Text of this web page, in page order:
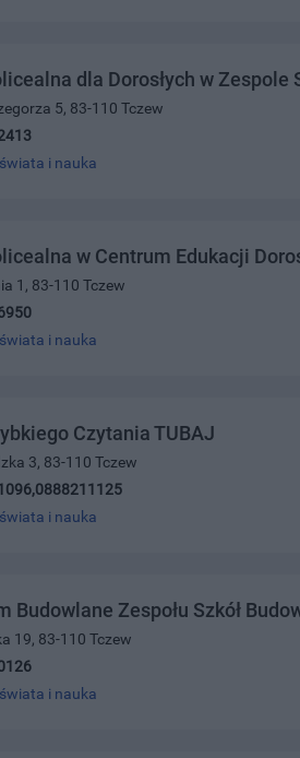
dla Dorosłych w Zespole
5, 83-110 Tczew
i nauka
w Centrum Edukacji
1, 83-110 Tczew
i nauka
Czytania TUBAJ
3, 83-110 Tczew
i nauka
Budowlane Zespołu Szkół
19, 83-110 Tczew
i nauka